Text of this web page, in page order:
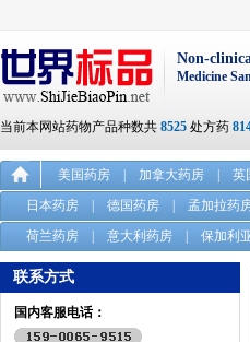
Non-
Medicine
当前本网站药物产品种数共 8525 处方药
美国药房 加拿大药房 英
日本药房
德国药房 孟加拉药
荷兰药房
意大利药房 保加利
联系方式
国内客服电话：